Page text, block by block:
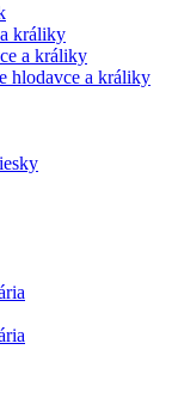
králiky
a králiky
hlodavce a králiky